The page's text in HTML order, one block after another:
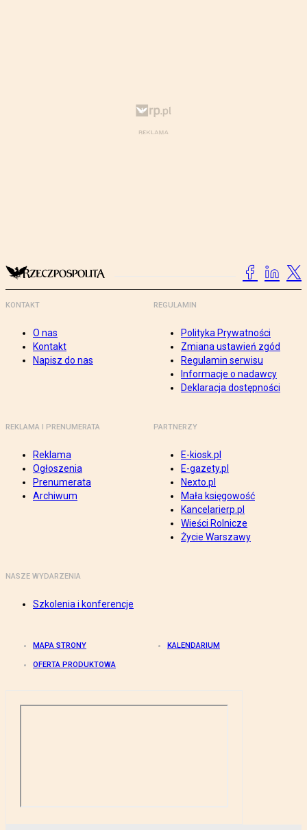
KONTAKT
O nas
Kontakt
Napisz do nas
REGULAMIN
Polityka Prywatności
Zmiana ustawień zgód
Regulamin serwisu
Informacje o nadawcy
Deklaracja dostępności
REKLAMA I PRENUMERATA
Reklama
Ogłoszenia
Prenumerata
Archiwum
PARTNERZY
E-kiosk.pl
E-gazety.pl
Nexto.pl
Mała księgowość
Kancelarierp.pl
Wieści Rolnicze
Życie Warszawy
NASZE WYDARZENIA
Szkolenia i konferencje
MAPA STRONY KALENDARIUM
OFERTA PRODUKTOWA